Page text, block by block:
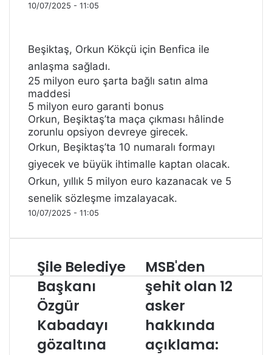
10/07/2025 - 11:05
Beşiktaş, Orkun Kökçü için Benfica ile
anlaşma sağladı.
25 milyon euro şarta bağlı satın alma
maddesi
5 milyon euro garanti bonus
Orkun, Beşiktaş’ta maça çıkması hâlinde
zorunlu opsiyon devreye girecek.
Orkun, Beşiktaş’ta 10 numaralı formayı
giyecek ve büyük ihtimalle kaptan olacak.
Orkun, yıllık 5 milyon euro kazanacak ve 5
senelik sözleşme imzalayacak.
10/07/2025 - 11:05
Ş
i
e
e
e
Şile Belediye
Başkanı
Özgür
Kabadayı
gözaltına
M
S
B
'
e
n
ş
MSB'den
şehit olan 12
asker
hakkında
açıklama: